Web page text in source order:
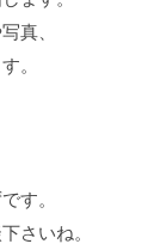
真、
。
す。
さいね。